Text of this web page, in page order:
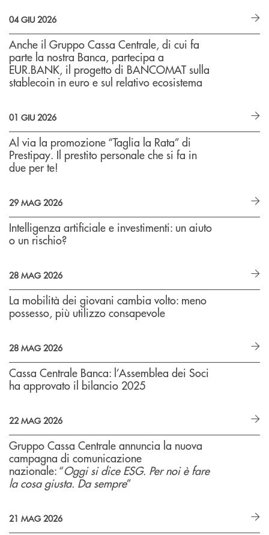
04 GIU 2026
Anche il Gruppo Cassa Centrale, di cui fa
parte la nostra Banca, partecipa a
EUR.BANK, il progetto di BANCOMAT sulla
stablecoin in euro e sul relativo ecosistema
01 GIU 2026
Al via la promozione “Taglia la Rata” di
Prestipay. Il prestito personale che si fa in
due per te!
29 MAG 2026
Intelligenza artificiale e investimenti: un aiuto
o un rischio?
28 MAG 2026
La mobilità dei giovani cambia volto: meno
possesso, più utilizzo consapevole
28 MAG 2026
Cassa Centrale Banca: l’Assemblea dei Soci
ha approvato il bilancio 2025
22 MAG 2026
Gruppo Cassa Centrale annuncia la nuova
campagna di comunicazione
nazionale: “Oggi si dice ESG. Per noi è fare
la cosa giusta. Da sempre”
21 MAG 2026